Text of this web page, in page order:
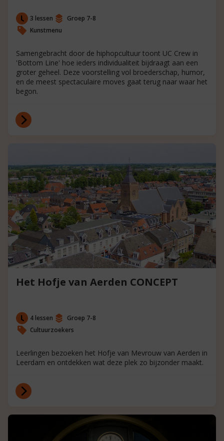
3 lessen
Groep 7-8
Kunstmenu
Samengebracht door de hiphopcultuur toont UC Crew in
'Bottom Line' hoe ieders individualiteit bijdraagt aan een
groter geheel. Deze voorstelling vol broederschap, humor,
en de meest spectaculaire moves gaat terug naar waar het
begon.
Het Hofje van Aerden CONCEPT
4 lessen
Groep 7-8
Cultuurzoekers
Leerlingen bezoeken het Hofje van Mevrouw van Aerden in
Leerdam en ontdekken wat deze plek zo bijzonder maakt.